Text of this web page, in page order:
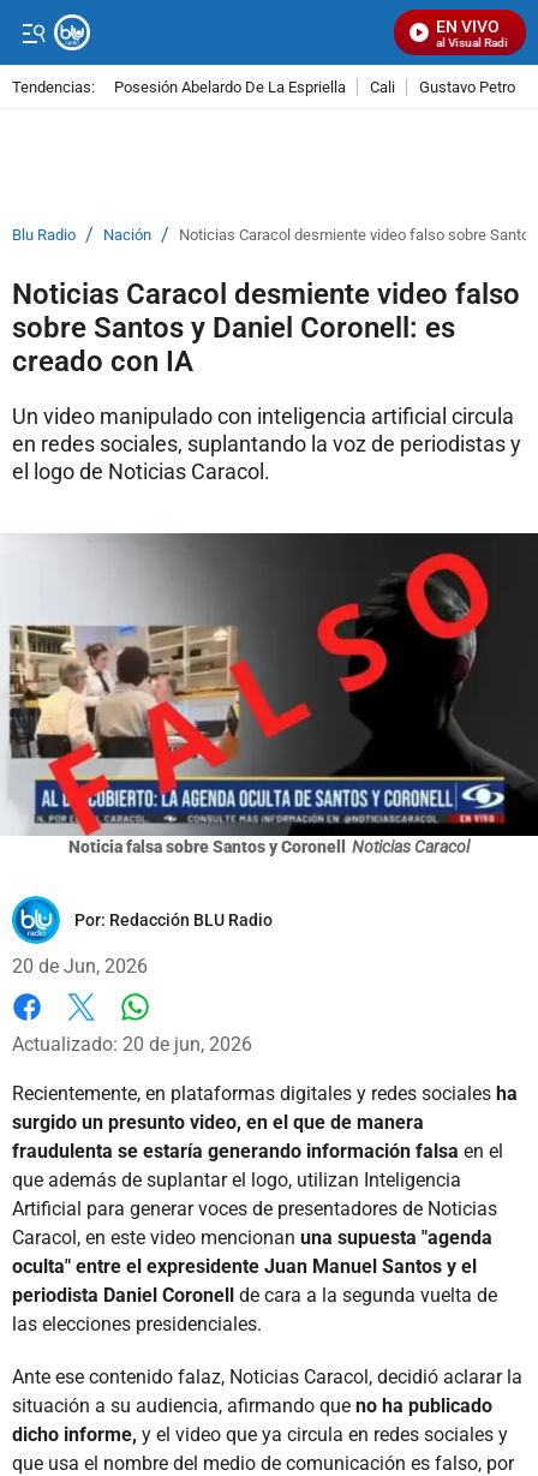
EN VIVO
Señal Visual Radio
Tendencias: Posesión Abelardo De La Espriella Cali Gustavo Petro
Blu Radio / Nación / Noticias Caracol desmiente video falso sobre
Noticias Caracol desmiente video falso
sobre Santos y Daniel Coronell: es
creado con IA
Un video manipulado con inteligencia artificial circula
en redes sociales, suplantando la voz de periodistas y
el logo de Noticias Caracol.
Noticia falsa sobre Santos y Coronell Noticias Caracol
Por: Redacción BLU Radio
20 de Jun, 2026
Facebook
X
Actualizado: 20 de jun, 2026
Recientemente, en plataformas digitales y redes sociales ha
surgido un presunto video, en el que de manera
fraudulenta se estaría generando información falsa en el
que además de suplantar el logo, utilizan Inteligencia
Artificial para generar voces de presentadores de Noticias
Caracol, en este video mencionan una supuesta "agenda
oculta" entre el expresidente Juan Manuel Santos y el
periodista Daniel Coronell de cara a la segunda vuelta de
las elecciones presidenciales.
Ante ese contenido falaz, Noticias Caracol, decidió aclarar la
situación a su audiencia, afirmando que no ha publicado
dicho informe, y el video que ya circula en redes sociales y
que usa el nombre del medio de comunicación es falso, por